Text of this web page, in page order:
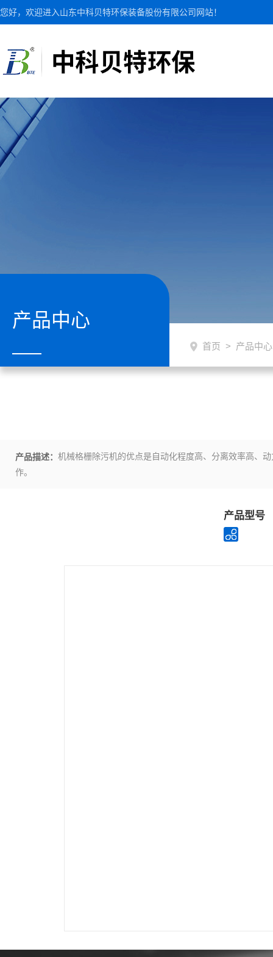
您好，欢迎进入山东中科贝特环保装备股份有限公司网站！
产品中心
首页 > 产品中心
产品描述： 机械格栅除污机的优点是自动化程度高、分离效率高、
作。
产品型号